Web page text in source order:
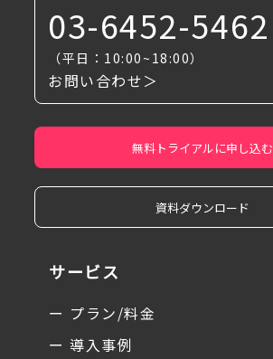
03-6452-5462
（平日：10:00~18:00）
お問い合わせ＞
無料トライアルに申し込む
資料ダウンロード
サービス
ー プラン/料金
ー 導入事例